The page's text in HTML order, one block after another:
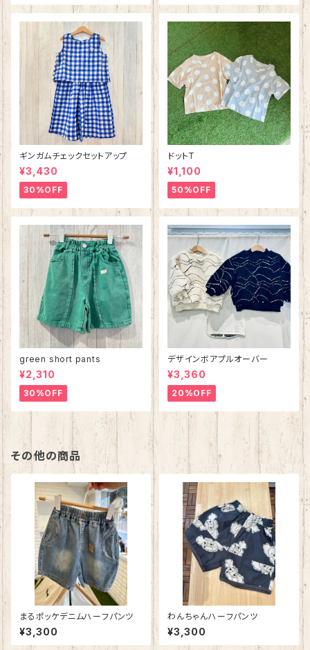
ギンガムチェックセットアップ
¥3,430
30%OFF
ドットT
¥1,100
50%OFF
green short pants
¥2,310
30%OFF
デザインボアプルオーバー
¥3,360
20%OFF
その他の商品
まるポッケデニムハーフパンツ
¥3,300
わんちゃんハーフパンツ
¥3,300